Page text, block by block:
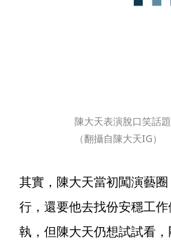
陳大天表演脫口笑話
（翻攝自陳大天IG）
其實，陳大天當初闖演藝
行，還要他去找份安穩工
執，但陳大天仍想試試看